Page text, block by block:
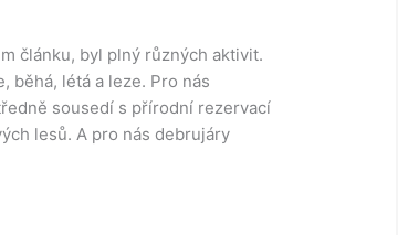
článku, byl plný různých aktivit.
běhá, létá a leze. Pro nás
sousedí s přírodní rezervací
lesů. A pro nás debrujáry